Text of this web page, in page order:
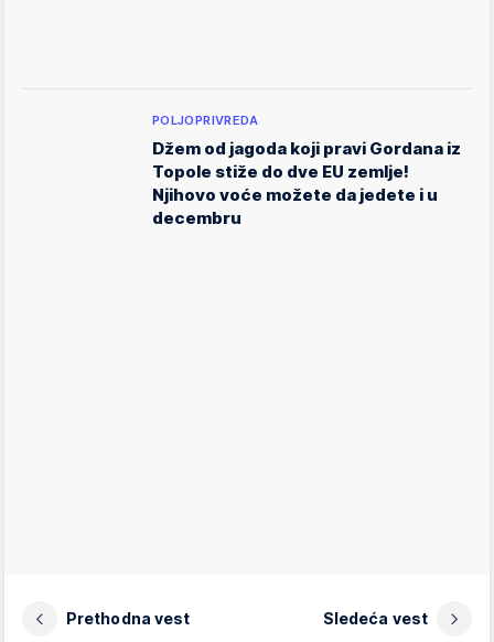
POLJOPRIVREDA
Džem od jagoda koji pravi Gordana iz
Topole stiže do dve EU zemlje!
Njihovo voće možete da jedete i u
decembru
Prethodna vest Sledeća vest